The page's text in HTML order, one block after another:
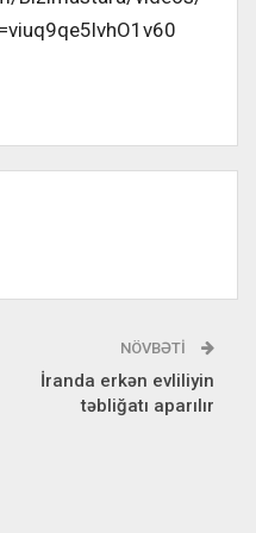
NÖVBƏTI
İranda erkən evliliyin
təbliğatı aparılır